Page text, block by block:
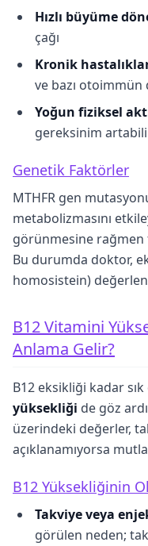
Hızlı büyüme
çağı
Kronik
ve bazı
Yoğun fiziksel
gereksinim
Genetik Faktörler
MTHFR gen
metabolizmasını
görünmesine rağmen
Bu durumda doktor,
homosistein)
B12 Vitamini
Anlama Gelir?
B12 eksikliği kadar
yüksekliği de göz
üzerindeki değerler,
açıklanamıyorsa
B12 Yüksekliğinin
Takviye veya
görülen neden;